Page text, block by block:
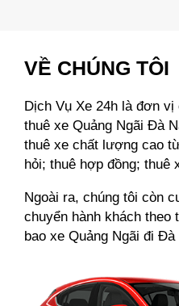
VỀ CHÚNG TÔI
Dịch Vụ Xe 24h là đơn
thuê xe Quảng Ngãi Đà
thuê xe chất lượng cao
hỏi; thuê hợp đồng;
Ngoài ra, chúng tôi còn
chuyển hành khách theo
bao xe Quảng Ngãi đi